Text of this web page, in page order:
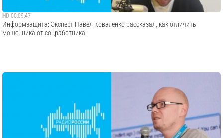
HD 00:09:47
Информзащита: Эксперт Павел Коваленко рассказал, как отличить
мошенника от соцработника